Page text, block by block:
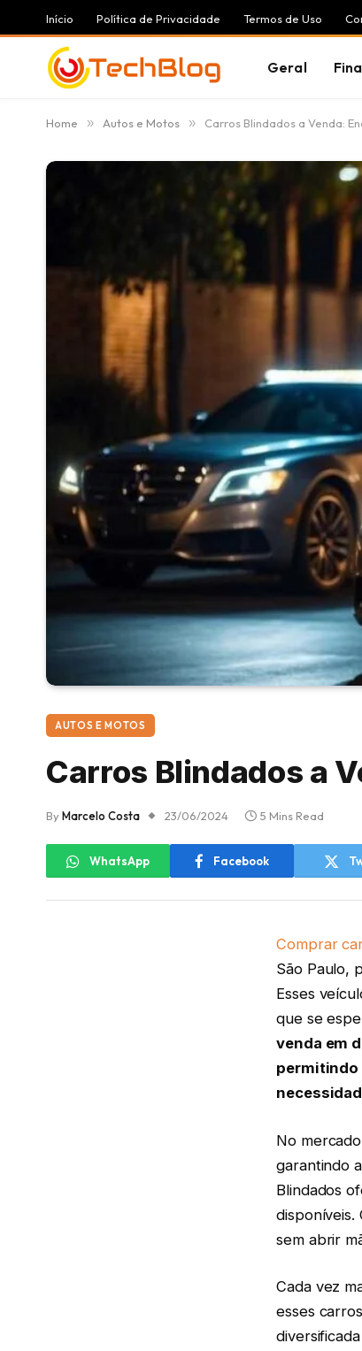
Início Política de Privacidade Termos de Uso
Geral
Home » Autos e Motos » Carros Blindados a Venda:
AUTOS E MOTOS
Carros Blindados a
ByMarcelo Costa 23/06/2024 5 Mins Read
WhatsApp Facebook
Comprar
São Paulo,
Esses
que se
venda em
permitindo
No
garantindo
Blindados
disponíveis.
sem abrir
Cada vez
esses